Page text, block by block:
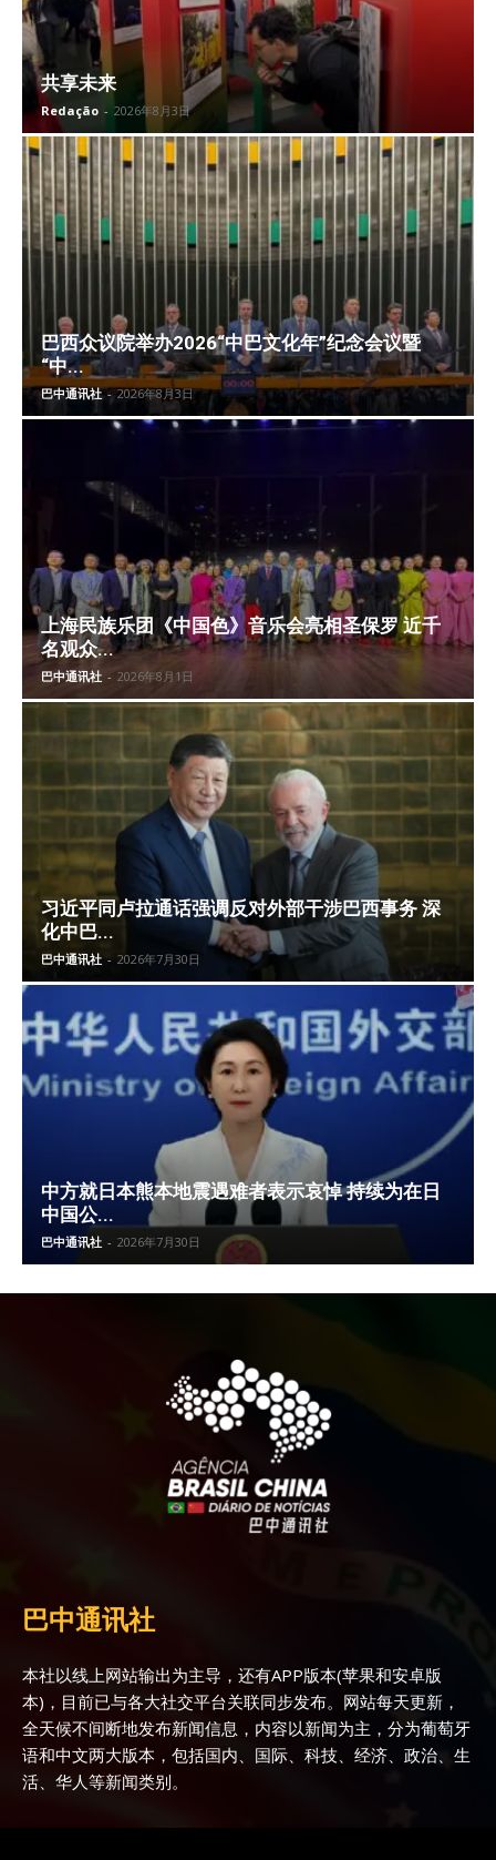
共享未来
Redação - 2026年8月3日
巴西众议院举办2026“中巴文化年”纪念会议暨
“中...
巴中通讯社 - 2026年8月3日
上海民族乐团《中国色》音乐会亮相圣保罗 近千
名观众...
巴中通讯社 - 2026年8月1日
习近平同卢拉通话强调反对外部干涉巴西事务 深
化中巴...
巴中通讯社 - 2026年7月30日
中方就日本熊本地震遇难者表示哀悼 持续为在日
中国公...
巴中通讯社 - 2026年7月30日
巴中通讯社
本社以线上网站输出为主导，还有APP版本(苹果和安卓版
本)，目前已与各大社交平台关联同步发布。网站每天更新，
全天候不间断地发布新闻信息，内容以新闻为主，分为葡萄牙
语和中文两大版本，包括国内、国际、科技、经济、政治、生
活、华人等新闻类别。